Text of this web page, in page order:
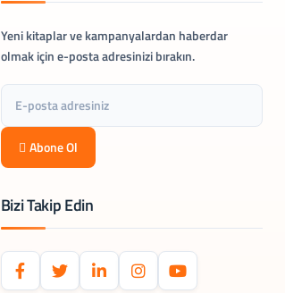
Yeni kitaplar ve kampanyalardan haberdar
olmak için e-posta adresinizi bırakın.
Abone Ol
Bizi Takip Edin